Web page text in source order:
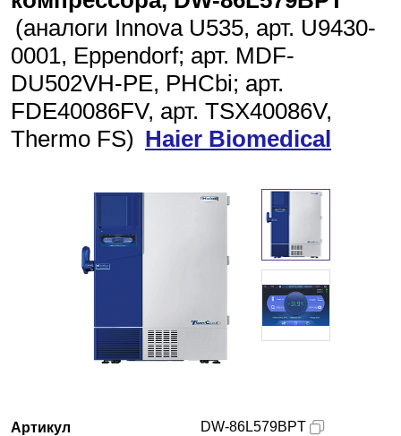
Красноярск
О компании
Новости
Доставка и оплата
(аналоги Innova U535, арт. U9430-
0001, Eppendorf; арт. MDF-
DU502VH-PE, PHCbi; арт.
FDE40086FV, арт. TSX40086V,
Thermo FS) Haier Biomedical
Артикул DW-86L579BPT